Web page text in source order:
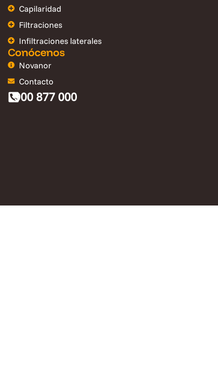
Capilaridad
Filtraciones
Infiltraciones laterales
Conócenos
Novanor
Contacto
900 877 000